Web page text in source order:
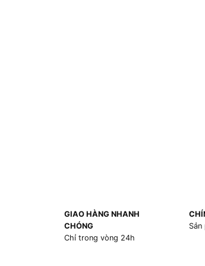
GIAO HÀNG NHANH
CHÓNG
Chỉ trong vòng 24h